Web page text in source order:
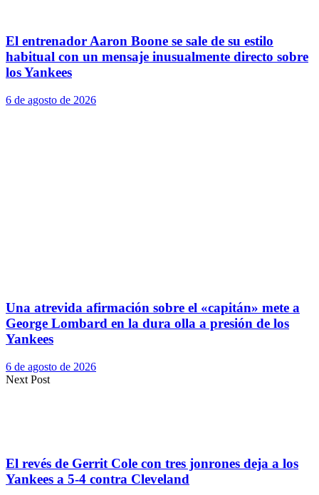
El entrenador Aaron Boone se sale de su estilo
habitual con un mensaje inusualmente directo sobre
los Yankees
6 de agosto de 2026
Una atrevida afirmación sobre el «capitán» mete a
George Lombard en la dura olla a presión de los
Yankees
6 de agosto de 2026
Next Post
El revés de Gerrit Cole con tres jonrones deja a los
Yankees a 5-4 contra Cleveland